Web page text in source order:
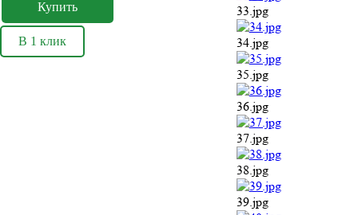
В 1 клик
33.jpg
34.jpg
35.jpg
36.jpg
37.jpg
38.jpg
39.jpg